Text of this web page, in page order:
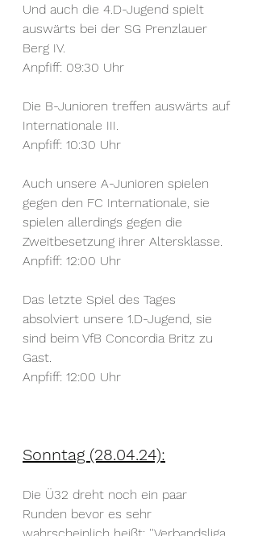
Und auch die 4.D-Jugend spielt
auswärts bei der SG Prenzlauer
Berg IV.
Anpfiff: 09:30 Uhr
Die B-Junioren treffen auswärts auf
Internationale III.
Anpfiff: 10:30 Uhr
Auch unsere A-Junioren spielen
gegen den FC Internationale, sie
spielen allerdings gegen die
Zweitbesetzung ihrer Altersklasse.
Anpfiff: 12:00 Uhr
Das letzte Spiel des Tages
absolviert unsere 1.D-Jugend, sie
sind beim VfB Concordia Britz zu
Gast.
Anpfiff: 12:00 Uhr
Sonntag (28.04.24):
Die Ü32 dreht noch ein paar
Runden bevor es sehr